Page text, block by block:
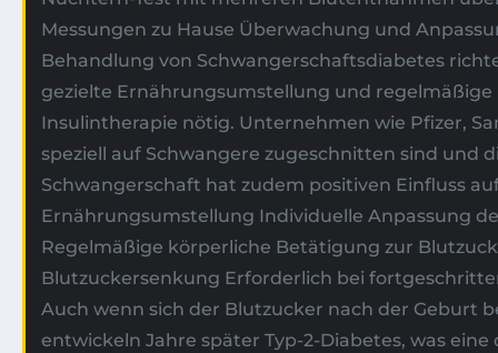
Messungen zu Hause Überwachung und
Behandlung von Schwangerschaftsdiabetes
gezielte Ernährungsumstellung und
Insulintherapie nötig. Unternehmen wie Pfizer,
speziell auf Schwangere zugeschnitten sind und
Schwangerschaft hat zudem positiven Einfluss
Ernährungsumstellung Individuelle Anpassung
Regelmäßige körperliche Betätigung zur
Blutzuckersenkung Erforderlich bei
Auch wenn sich der Blutzucker nach der Geburt
entwickeln Jahre später Typ-2-Diabetes, was